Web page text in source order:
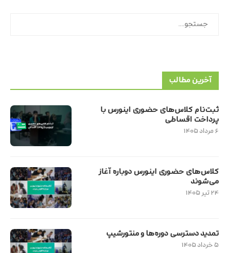
آخرین مطالب
ثبت‌نام کلاس‌های حضوری اینورس با
پرداخت اقساطی
۶ مرداد ۱۴۰۵
کلاس‌های حضوری اینورس دوباره آغاز
می‌شوند
۲۴ تیر ۱۴۰۵
تمدید دسترسی دوره‌ها و منتورشیپ
۵ خرداد ۱۴۰۵